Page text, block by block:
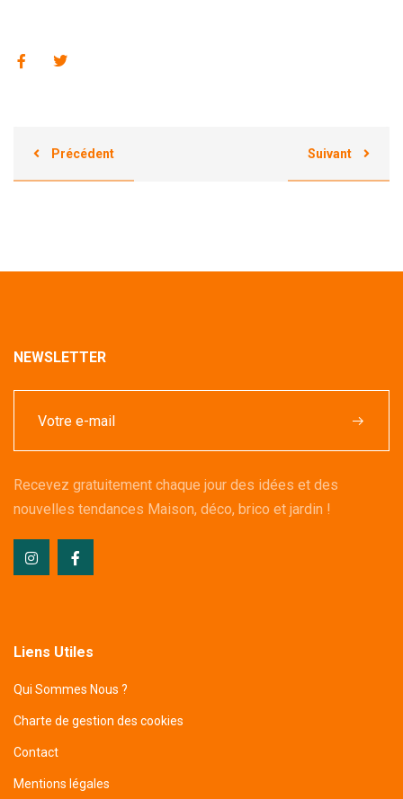
Précédent Suivant
NEWSLETTER
Recevez gratuitement chaque jour des idées et des
nouvelles tendances Maison, déco, brico et jardin !
Liens Utiles
Qui Sommes Nous ?
Charte de gestion des cookies
Contact
Mentions légales